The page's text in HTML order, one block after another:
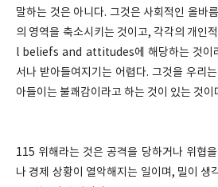
말하는 것은 아니다. 그것은 사회적인 올바
의 영역을 축소시키는 것이고, 각각의 개인
l beliefs and attitudes에 해당하는 것이
서나 받아들여지기는 어렵다. 그것을 우리
아들이는 불쾌감이라고 하는 것이 있는 것이
115 위해라는 것은 공격을 당하거나 위협
나 경제 상황이 열악해지는 일이며, 밀이 생